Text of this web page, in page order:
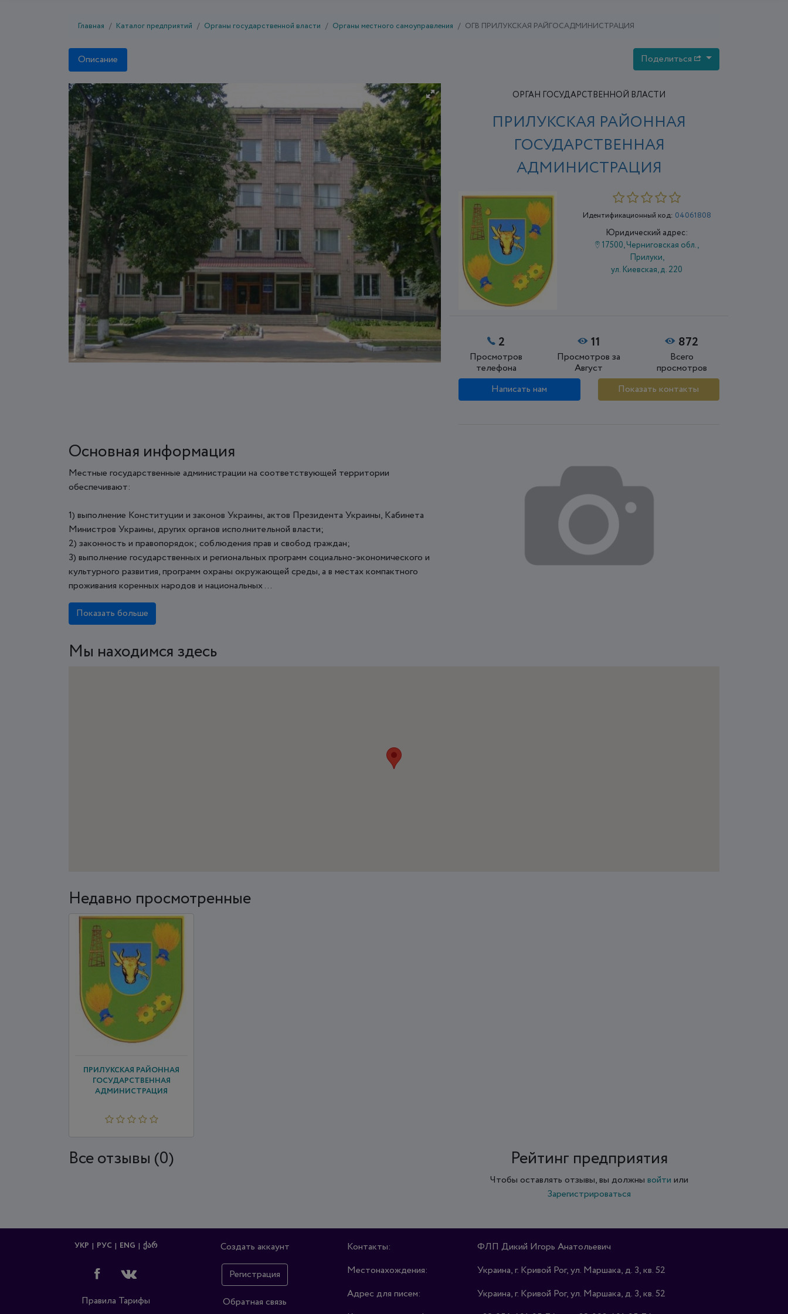
Главная Каталог предприятий Органы государственной власти Органы местного самоуправления ОГВ ПРИЛУКСКАЯ РАЙГОСАДМИНИСТРАЦИЯ
Описание Поделиться
ОРГАН ГОСУДАРСТВЕННОЙ ВЛАСТИ
ПРИЛУКСКАЯ РАЙОННАЯ
ГОСУДАРСТВЕННАЯ
АДМИНИСТРАЦИЯ
Идентификационный код: 04061808
Юридический адрес:
17500, Черниговская обл.,
Прилуки,
ул. Киевская, д. 220
2
Просмотров
телефона
11
Просмотров за
Август
872
Всего
просмотров
Написать нам
Показать контакты
Основная информация
Местные государственные администрации на соответствующей территории
обеспечивают:
1) выполнение Конституции и законов Украины, актов Президента Украины, Кабинета
Министров Украины, других органов исполнительной власти;
2) законность и правопорядок; соблюдения прав и свобод граждан;
3) выполнение государственных и региональных программ социально-экономического и
культурного развития, программ охраны окружающей среды, а в местах компактного
проживания коренных народов и национальных ...
Показать больше
Мы находимся здесь
Недавно просмотренные
ПРИЛУКСКАЯ РАЙОННАЯ
ГОСУДАРСТВЕННАЯ
АДМИНИСТРАЦИЯ
Все отзывы (0) Рейтинг предприятия
Чтобы оставлять отзывы, вы должны войти или
Зарегистрироваться
УКР РУС ENG ᲥᲐᲠ
Правила Тарифы
Создать аккаунт
Регистрация
Обратная связь
Контакты:
ФЛП Дикий Игорь Анатольевич
Местонахождения:
Украина, г. Кривой Рог, ул. Маршака, д. 3, кв. 52
Адрес для писем:
Украина, г. Кривой Рог, ул. Маршака, д. 3, кв. 52